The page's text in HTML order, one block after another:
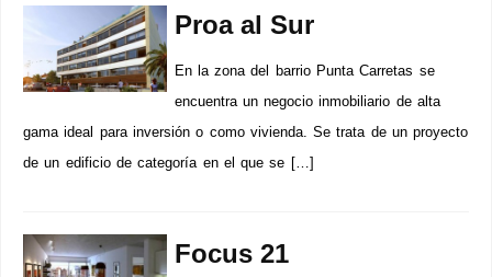
Proa al Sur
En la zona del barrio Punta Carretas se
encuentra un negocio inmobiliario de alta
gama ideal para inversión o como vivienda. Se trata de un proyecto
de un edificio de categoría en el que se […]
Focus 21